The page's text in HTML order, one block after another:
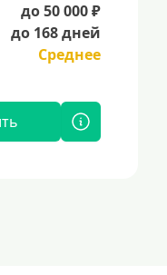
до 50 000 ₽
до 168 дней
Среднее